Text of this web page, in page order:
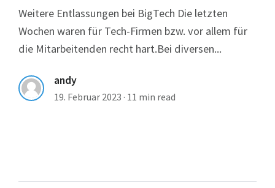
Weitere Entlassungen bei BigTech Die letzten
Wochen waren für Tech-Firmen bzw. vor allem für
die Mitarbeitenden recht hart.Bei diversen...
andy
19. Februar 2023 · 11 min read